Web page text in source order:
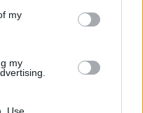
my
my
00:00:30
r.: dviejų moterų ir